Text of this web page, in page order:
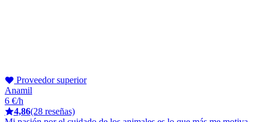
Proveedor superior
Anamil
6 €/h
4,86(28 reseñas)